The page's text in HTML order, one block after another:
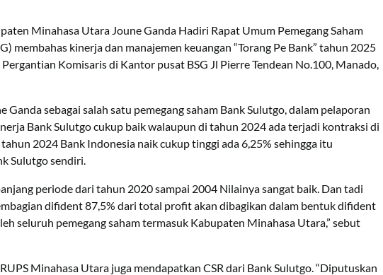
Minahasa Utara Joune Ganda Hadiri Rapat Umum Pemegang Saham
membahas kinerja dan manajemen keuangan “Torang Pe Bank” tahun 2025
Pergantian Komisaris di Kantor pusat BSG Jl Pierre Tendean No.100, Manado,
Ganda sebagai salah satu pemegang saham Bank Sulutgo, dalam pelaporan
Bank Sulutgo cukup baik walaupun di tahun 2024 ada terjadi kontraksi di
2024 Bank Indonesia naik cukup tinggi ada 6,25% sehingga itu
Sulutgo sendiri.
periode dari tahun 2020 sampai 2004 Nilainya sangat baik. Dan tadi
difident 87,5% dari total profit akan dibagikan dalam bentuk difident
seluruh pemegang saham termasuk Kabupaten Minahasa Utara,” sebut
Minahasa Utara juga mendapatkan CSR dari Bank Sulutgo. “Diputuskan